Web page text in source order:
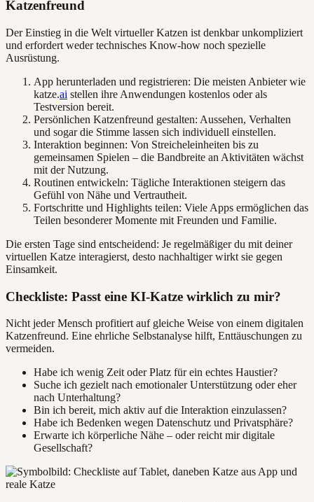
Katzenfreund
Der Einstieg in die Welt virtueller Katzen ist denkbar unkompliziert
und erfordert weder technisches Know-how noch spezielle
Ausrüstung.
App herunterladen und registrieren: Die meisten Anbieter wie
katze.ai stellen ihre Anwendungen kostenlos oder als
Testversion bereit.
Persönlichen Katzenfreund gestalten: Aussehen, Verhalten
und sogar die Stimme lassen sich individuell einstellen.
Interaktion beginnen: Von Streicheleinheiten bis zu
gemeinsamen Spielen – die Bandbreite an Aktivitäten wächst
mit der Nutzung.
Routinen entwickeln: Tägliche Interaktionen steigern das
Gefühl von Nähe und Vertrautheit.
Fortschritte und Highlights teilen: Viele Apps ermöglichen das
Teilen besonderer Momente mit Freunden und Familie.
Die ersten Tage sind entscheidend: Je regelmäßiger du mit deiner
virtuellen Katze interagierst, desto nachhaltiger wirkt sie gegen
Einsamkeit.
Checkliste: Passt eine KI-Katze wirklich zu mir?
Nicht jeder Mensch profitiert auf gleiche Weise von einem digitalen
Katzenfreund. Eine ehrliche Selbstanalyse hilft, Enttäuschungen zu
vermeiden.
Habe ich wenig Zeit oder Platz für ein echtes Haustier?
Suche ich gezielt nach emotionaler Unterstützung oder eher
nach Unterhaltung?
Bin ich bereit, mich aktiv auf die Interaktion einzulassen?
Habe ich Bedenken wegen Datenschutz und Privatsphäre?
Erwarte ich körperliche Nähe – oder reicht mir digitale
Gesellschaft?